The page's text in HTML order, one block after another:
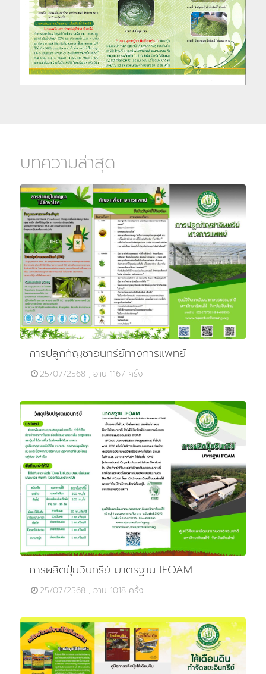
บทความล่าสุด
การปลูกกัญชาอินทรีย์ทางการแพทย์
25/07/2568 , อ่าน 1167 ครั้ง
การผลิตปุ๋ยอินทรีย์ มาตรฐาน IFOAM
25/07/2568 , อ่าน 1018 ครั้ง